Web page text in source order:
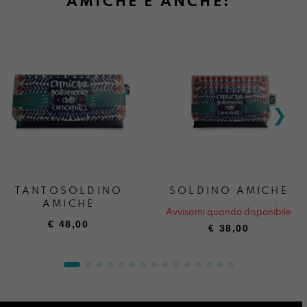
TANTOSOLDINO
AMICHE
€ 48,00
SOLDINO AMICHE
Avvisami quando disponibile
€ 38,00